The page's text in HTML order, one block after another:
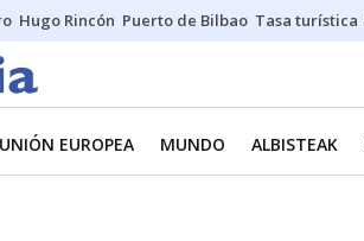
Hugo Rincón Puerto de Bilbao Tasa turística
UNIÓN EUROPEA MUNDO ALBISTEAK